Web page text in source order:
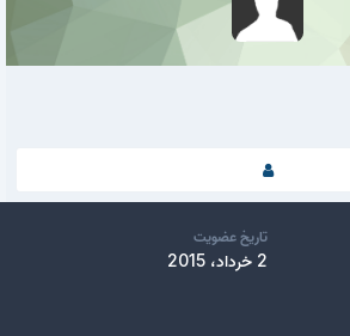
تاریخ عضویت
2 خرداد، 2015